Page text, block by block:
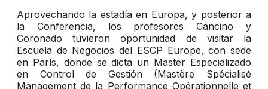
Aprovechando la estadía en Europa, y posterior a
la Conferencia, los profesores Cancino y
Coronado tuvieron oportunidad de visitar la
Escuela de Negocios del ESCP Europe, con sede
en París, donde se dicta un Master Especializado
en Control de Gestión (Mastère Spécialisé
Management de la Performance Opérationnelle et